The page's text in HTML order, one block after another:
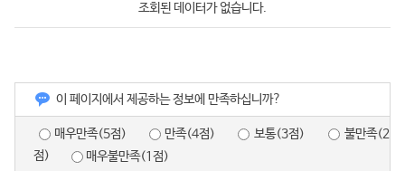
조회된 데이터가 없습니다.
이 페이지에서 제공하는 정보에 만족하십니까?
매우만족(5점) 만족(4점) 보통(3점)
점)
매우불만족(1점)